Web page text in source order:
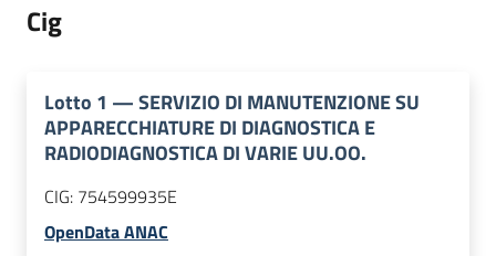
Cig
Lotto 1 —SERVIZIO DI MANUTENZIONE SU
APPARECCHIATURE DI DIAGNOSTICA E
RADIODIAGNOSTICA DI VARIE UU.OO.
CIG: 754599935E
OpenData ANAC